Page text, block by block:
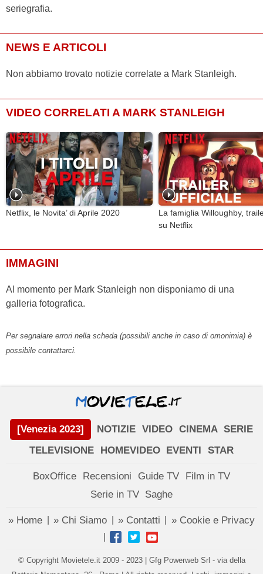
seriegrafia.
NEWS E ARTICOLI
Non abbiamo trovato notizie correlate a Mark Stanleigh.
VIDEO CORRELATI A MARK STANLEIGH
Netflix, le Novita’ di Aprile 2020
La famiglia Willoughby,
su Netflix
IMMAGINI
Al momento per Mark Stanleigh non disponiamo di una
galleria fotografica.
Per segnalare errori nella scheda (possibili anche in caso di omonimia) è
possibile contattarci.
[Venezia 2023] NOTIZIE VIDEO CINEMA SERIE
TELEVISIONE
HOMEVIDEO EVENTI STAR
BoxOffice Recensioni Guide TV
Film in TV
Serie in TV Saghe
» Home » Chi Siamo » Contatti » Cookie e Privacy
© Copyright Movietele.it 2009 - 2023 | Gfg Powerweb Srl - via della